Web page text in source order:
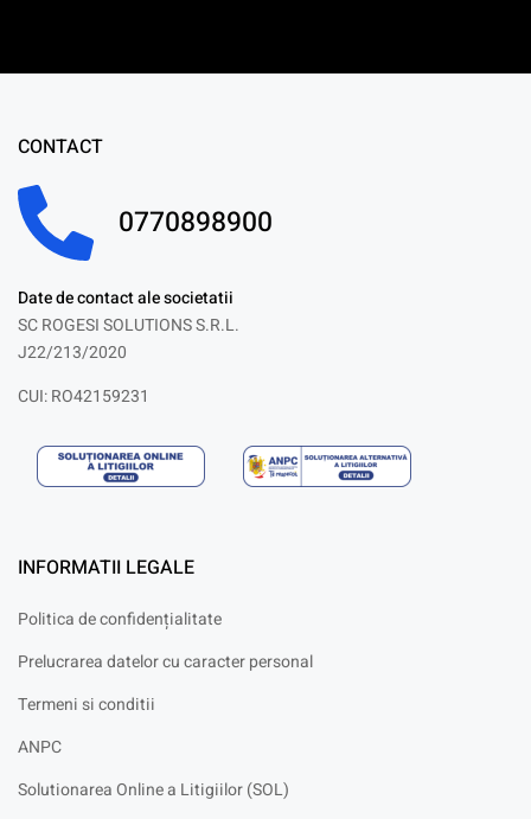
CONTACT
0770898900
Date de contact ale societatii
SC ROGESI SOLUTIONS S.R.L.
J22/213/2020
CUI: RO42159231
INFORMATII LEGALE
Politica de confidențialitate
Prelucrarea datelor cu caracter personal
Termeni si conditii
ANPC
Solutionarea Online a Litigiilor (SOL)